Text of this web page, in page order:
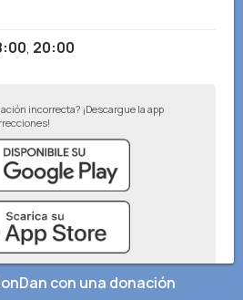
, 20:00
incorrecta? ¡Descargue la app
con una donación